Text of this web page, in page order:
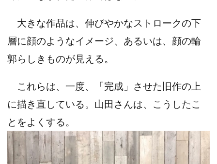
大きな作品は、伸びやかなストロークの下
層に顔のようなイメージ、あるいは、顔の輪
郭らしきものが見える。
これらは、一度、「完成」させた旧作の上
に描き直している。山田さんは、こうしたこ
とをよくする。